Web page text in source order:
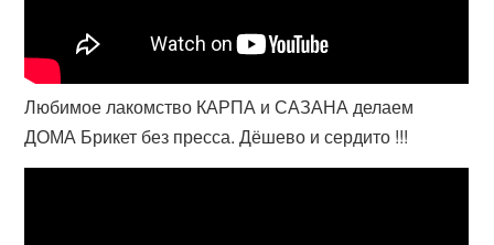
Любимое лакомство КАРПА и САЗАНА делаем
ДОМА Брикет без пресса. Дёшево и сердито !!!